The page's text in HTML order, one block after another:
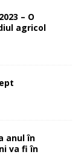
– O
agricol
anul în
va fi în